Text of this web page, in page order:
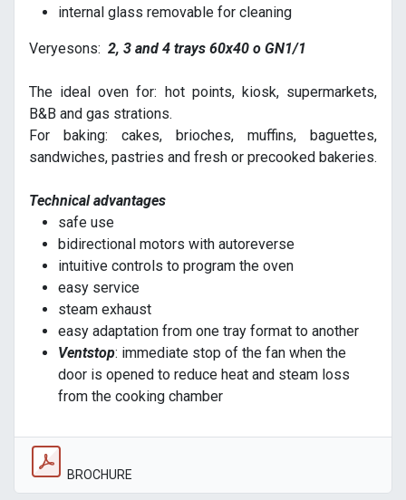
internal glass removable for cleaning
Veryesons: 2, 3 and 4 trays 60x40 o GN1/1
The ideal oven for: hot points, kiosk, supermarkets,
B&B and gas strations.
For baking: cakes, brioches, muffins, baguettes,
sandwiches, pastries and fresh or precooked bakeries.
Technical advantages
safe use
bidirectional motors with autoreverse
intuitive controls to program the oven
easy service
steam exhaust
easy adaptation from one tray format to another
Ventstop: immediate stop of the fan when the
door is opened to reduce heat and steam loss
from the cooking chamber
BROCHURE